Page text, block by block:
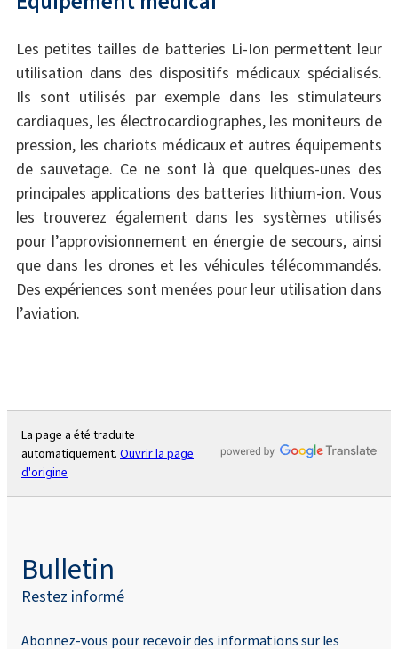
Les petites tailles de batteries Li-Ion permettent leur
utilisation dans des dispositifs médicaux spécialisés.
Ils sont utilisés par exemple dans les stimulateurs
cardiaques, les électrocardiographes, les moniteurs de
pression, les chariots médicaux et autres équipements
de sauvetage. Ce ne sont là que quelques-unes des
principales applications des batteries lithium-ion. Vous
les trouverez également dans les systèmes utilisés
pour l’approvisionnement en énergie de secours, ainsi
que dans les drones et les véhicules télécommandés.
Des expériences sont menées pour leur utilisation dans
l’aviation.
La page a été traduite
automatiquement. Ouvrir la page
d'origine
Bulletin
Restez informé
Abonnez-vous pour recevoir des informations sur les